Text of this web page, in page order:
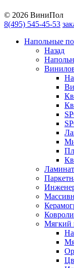
© 2026 ВиниПол
8(495) 545-45-53
Напольные
Назад
Ламинат
Мягкий